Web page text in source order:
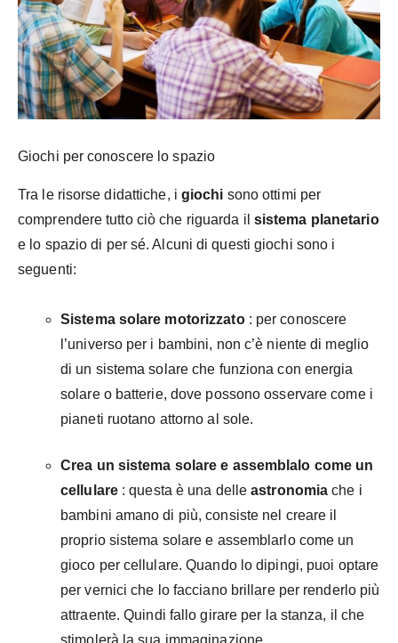
Giochi per conoscere lo spazio
Tra le risorse didattiche, i giochi sono ottimi per
comprendere tutto ciò che riguarda il sistema planetario
e lo spazio di per sé. Alcuni di questi giochi sono i
seguenti:
Sistema solare motorizzato: per conoscere
l’universo per i bambini, non c’è niente di meglio
di un sistema solare che funziona con energia
solare o batterie, dove possono osservare come i
pianeti ruotano attorno al sole.
Crea un sistema solare e assemblalo come un
cellulare: questa è una delleastronomia che i
bambini amano di più, consiste nel creare il
proprio sistema solare e assemblarlo come un
gioco per cellulare. Quando lo dipingi, puoi optare
per vernici che lo facciano brillare per renderlo più
attraente. Quindi fallo girare per la stanza, il che
stimolerà la sua immaginazione.